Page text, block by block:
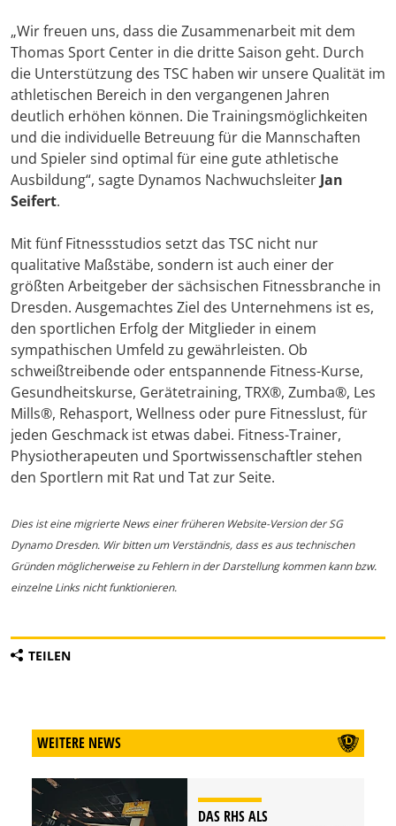
„Wir freuen uns, dass die Zusammenarbeit mit dem
Thomas Sport Center in die dritte Saison geht. Durch
die Unterstützung des TSC haben wir unsere Qualität im
athletischen Bereich in den vergangenen Jahren
deutlich erhöhen können. Die Trainingsmöglichkeiten
und die individuelle Betreuung für die Mannschaften
und Spieler sind optimal für eine gute athletische
Ausbildung“, sagte Dynamos Nachwuchsleiter Jan
Seifert.
Mit fünf Fitnessstudios setzt das TSC nicht nur
qualitative Maßstäbe, sondern ist auch einer der
größten Arbeitgeber der sächsischen Fitnessbranche in
Dresden. Ausgemachtes Ziel des Unternehmens ist es,
den sportlichen Erfolg der Mitglieder in einem
sympathischen Umfeld zu gewährleisten. Ob
schweißtreibende oder entspannende Fitness-Kurse,
Gesundheitskurse, Gerätetraining, TRX®, Zumba®, Les
Mills®, Rehasport, Wellness oder pure Fitnesslust, für
jeden Geschmack ist etwas dabei. Fitness-Trainer,
Physiotherapeuten und Sportwissenschaftler stehen
den Sportlern mit Rat und Tat zur Seite.
Dies ist eine migrierte News einer früheren Website-Version der SG
Dynamo Dresden. Wir bitten um Verständnis, dass es aus technischen
Gründen möglicherweise zu Fehlern in der Darstellung kommen kann bzw.
einzelne Links nicht funktionieren.
TEILEN
WEITERE NEWS
DAS RHS ALS